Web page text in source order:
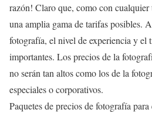
razón! Claro que, como con
una amplia gama de tarifas posibles.
fotografía, el nivel de experiencia y el
importantes. Los precios de la
no serán tan altos como los de la
especiales o corporativos.
Paquetes de precios de fotografía para